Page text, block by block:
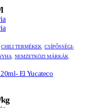
l
CHILI TERMÉKEK CSÍPŐSSÉGI-
NEMZETKÖZI MÁRKÁK
El Yucateco